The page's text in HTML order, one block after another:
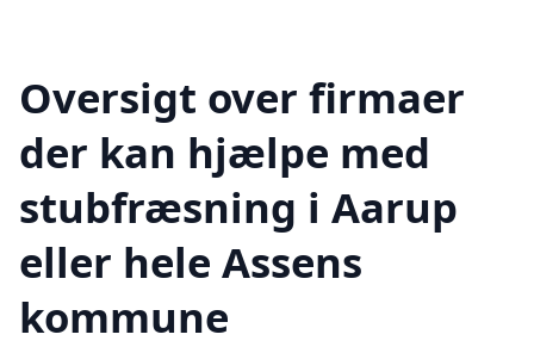
Oversigt over firmaer
der kan hjælpe med
stubfræsning i Aarup
eller hele Assens
kommune